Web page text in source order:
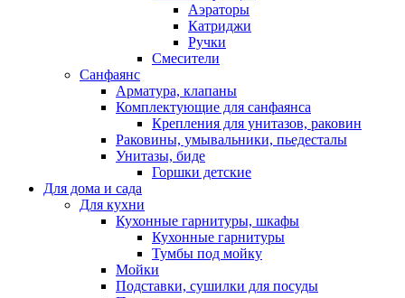
Аэраторы
Катриджи
Ручки
Смесители
Санфаянс
Арматура, клапаны
Комплектующие для санфаянса
Крепления для унитазов, раковин
Раковины, умывальники, пьедесталы
Унитазы, биде
Горшки детские
Для дома и сада
Для кухни
Кухонные гарнитуры, шкафы
Кухонные гарнитуры
Тумбы под мойку
Мойки
Подставки, сушилки для посуды